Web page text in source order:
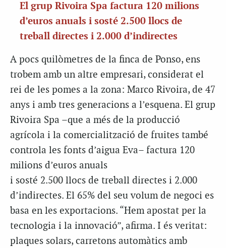
El grup Rivoira Spa factura 120 milions
d’euros anuals i sosté 2.500 llocs de
treball directes i 2.000 d’indirectes
A pocs quilòmetres de la finca de Ponso, ens
trobem amb un altre empresari, considerat el
rei de les pomes a la zona: Marco Rivoira, de 47
anys i amb tres generacions a l’esquena. El grup
Rivoira Spa –que a més de la producció
agrícola i la comercialització de fruites també
controla les fonts d’aigua Eva– factura 120
milions d’euros anuals
i sosté 2.500 llocs de treball directes i 2.000
d’indirectes. El 65% del seu volum de negoci es
basa en les exportacions. “Hem apostat per la
tecnologia i la innovació”, afirma. I és veritat:
plaques solars, carretons automàtics amb